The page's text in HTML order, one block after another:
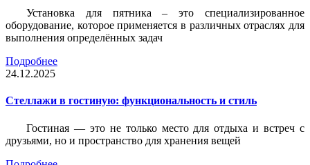
Установка для пятника – это специализированное
оборудование, которое применяется в различных отраслях для
выполнения определённых задач
Подробнее
24.12.2025
Стеллажи в гостиную: функциональность и стиль
Гостиная — это не только место для отдыха и встреч с
друзьями, но и пространство для хранения вещей